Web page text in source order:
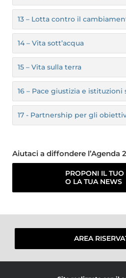
13 – Lotta contro il
14 – Vita sott’acqua
15 – Vita sulla terra
16 – Pace giustizia e istituzioni
17 - Partnership per gli
Aiutaci a diffondere l’Agenda
PROPONI IL TUO
O LA TUA NEWS
AREA